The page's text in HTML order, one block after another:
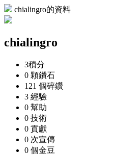
chialingro的資料
chialingro
3積分
0 顆鑽石
121 個碎鑽
3 經驗
0 幫助
0 技術
0 貢獻
0 次宣傳
0 個金豆